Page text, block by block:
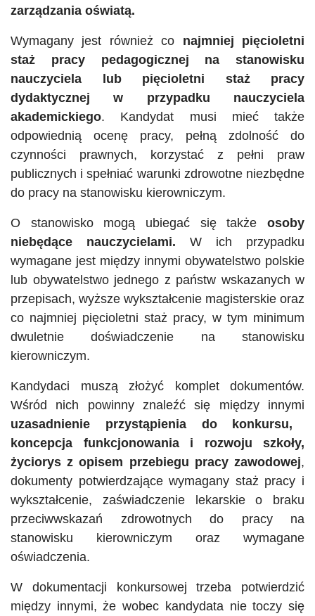
zarządzania oświatą.
Wymagany jest również co najmniej pięcioletni
staż pracy pedagogicznej na stanowisku
nauczyciela lub pięcioletni staż pracy
dydaktycznej w przypadku nauczyciela
akademickiego. Kandydat musi mieć także
odpowiednią ocenę pracy, pełną zdolność do
czynności prawnych, korzystać z pełni praw
publicznych i spełniać warunki zdrowotne niezbędne
do pracy na stanowisku kierowniczym.
O stanowisko mogą ubiegać się także osoby
niebędące nauczycielami. W ich przypadku
wymagane jest między innymi obywatelstwo polskie
lub obywatelstwo jednego z państw wskazanych w
przepisach, wyższe wykształcenie magisterskie oraz
co najmniej pięcioletni staż pracy, w tym minimum
dwuletnie doświadczenie na stanowisku
kierowniczym.
Kandydaci muszą złożyć komplet dokumentów.
Wśród nich powinny znaleźć się między innymi
uzasadnienie przystąpienia do konkursu,
koncepcja funkcjonowania i rozwoju szkoły,
życiorys z opisem przebiegu pracy zawodowej,
dokumenty potwierdzające wymagany staż pracy i
wykształcenie, zaświadczenie lekarskie o braku
przeciwwskazań zdrowotnych do pracy na
stanowisku kierowniczym oraz wymagane
oświadczenia.
W dokumentacji konkursowej trzeba potwierdzić
między innymi, że wobec kandydata nie toczy się